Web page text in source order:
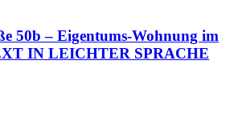
50b – Eigentums-Wohnung im
IN LEICHTER SPRACHE